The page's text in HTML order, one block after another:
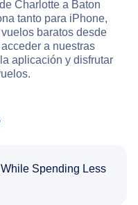
Charlotte a Baton
tanto para iPhone,
baratos desde
a nuestras
aplicación y disfrutar
Spending Less